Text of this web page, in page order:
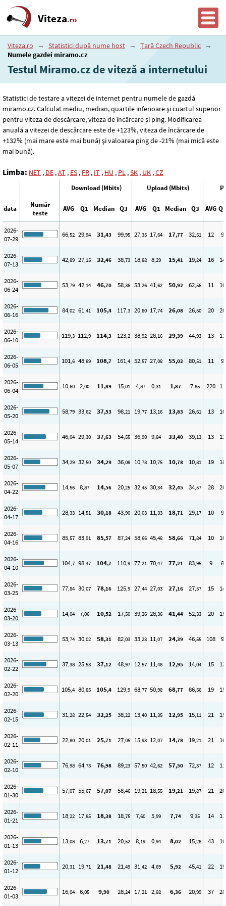
Viteza.ro
Viteza.ro → Statistici după nume host → Țară Czech Republic →
Numele gazdei miramo.cz
Testul Miramo.cz de viteză a internetului
Statistici de testare a vitezei de internet pentru numele de gazdă
miramo.cz. Calculat mediu, median, quartile inferioare și cuartul superior
pentru viteza de descărcare, viteza de încărcare și ping. Modificarea
anuală a vitezei de descărcare este de +123%, viteza de încărcare de
+132% (mai mare este mai bună) și valoarea ping de -21% (mai mică este
mai bună).
Limba: NET , DE ,AT , ES , FR , IT , HU , PL ,SK , UK ,CZ
Download (Mbits) Upload (Mbits)
data
Număr
teste
AVG Q1 Median Q3 AVG Q1 Median Q3 AVG Q1
2026-
07-29
66,52 29,94 31,43 99,95 27,35 17,64 17,77 32,51 12 9
2026-
07-13
42,89 27,15 32,46 38,73 18,88 8,29 15,41 19,24 16 14
2026-
06-24
53,79 42,14 46,70 58,36 53,26 41,62 50,92 62,56 11 10
2026-
06-16
84,02 61,41 105,4 117,3 20,80 17,74 26,08 26,50 20 20
2026-
06-10
119,3 112,9 114,3 123,2 38,92 28,16 29,39 44,93 13 11
2026-
06-05
101,6 48,89 108,7 161,4 52,57 27,08 55,02 80,51 11 9
2026-
06-04
10,60 2,00 11,89 15,01 4,87 0,31 1,87 7,85 220 11
2026-
05-20
58,79 33,62 37,53 98,21 19,77 13,16 13,83 26,61 13 10
2026-
05-14
46,04 29,30 37,63 54,55 36,90 9,84 33,40 39,13 13 12
2026-
05-07
34,29 32,50 34,29 36,08 10,78 10,75 10,78 10,81 19 18
2026-
04-22
14,56 8,87 14,56 20,25 32,45 30,34 32,45 34,57 28 28
2026-
04-17
28,33 14,51 30,18 43,90 20,03 11,33 18,71 29,17 10 9
2026-
04-16
85,57 83,91 85,57 87,24 58,66 45,48 58,66 71,84 10 10
2026-
04-10
104,7 98,47 104,7 110,9 77,21 70,47 77,21 83,95 9 8
2026-
03-25
77,84 30,07 78,16 125,9 27,44 27,03 27,16 27,57 15 14
2026-
03-20
14,04 7,06 10,52 17,50 39,26 28,36 41,44 52,33 20 15
2026-
03-13
53,74 30,02 58,31 82,03 33,23 11,07 24,39 46,55 108 9
2026-
02-22
37,38 25,53 37,12 48,97 12,57 11,48 12,95 14,04 15 12
2026-
02-20
105,4 80,85 105,4 129,9 68,77 50,98 68,77 86,56 19 15
2026-
02-15
31,28 22,54 32,25 38,22 13,40 11,35 12,95 15,11 21 15
2026-
02-11
22,80 20,01 25,71 27,05 15,93 12,07 14,78 19,21 21 16
2026-
02-10
76,98 64,73 76,98 89,23 57,50 42,62 57,50 72,37 12 11
2026-
01-30
57,07 55,67 57,07 58,46 19,21 18,55 19,21 19,87 21 20
2026-
01-21
18,22 17,85 18,38 18,75 7,60 5,99 7,74 9,35 14 11
2026-
01-13
13,08 6,27 13,71 20,52 8,19 0,94 8,02 15,28 43 10
2026-
01-12
20,31 19,71 21,48 21,49 31,42 4,69 5,92 45,41 22 19
2026-
01-03
16,04 6,05 9,90 28,24 17,21 2,88 6,36 20,99 37 28